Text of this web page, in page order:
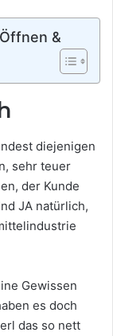
&
diejenigen
sehr teuer
der Kunde
JA natürlich,
Gewissen
es doch
das so nett